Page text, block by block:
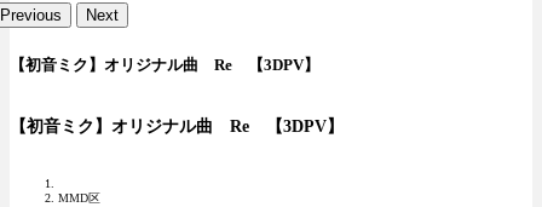
Previous Next
【初音ミク】オリジナル曲 Re 【3DPV】
【初音ミク】オリジナル曲 Re 【3DPV】
MMD区